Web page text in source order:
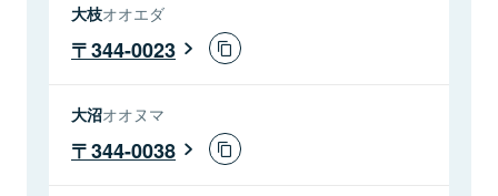
大枝オオエダ
344-0023
大沼オオヌマ
344-0038